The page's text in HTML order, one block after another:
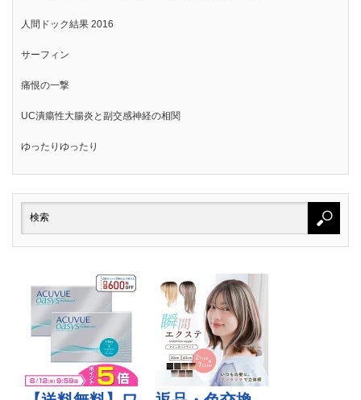
人間ドック結果 2016
サーフィン
痛恨の一撃
UC潰瘍性大腸炎と副交感神経の相関
ゆったりゆったり